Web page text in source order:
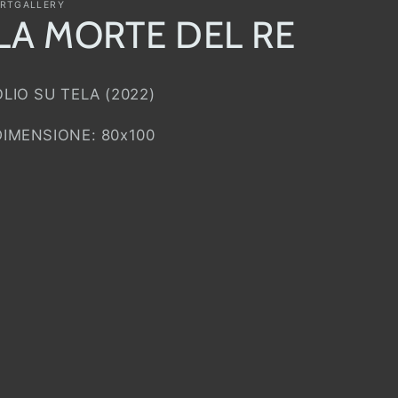
MORTE DEL RE
SU TELA (2022)
80x100